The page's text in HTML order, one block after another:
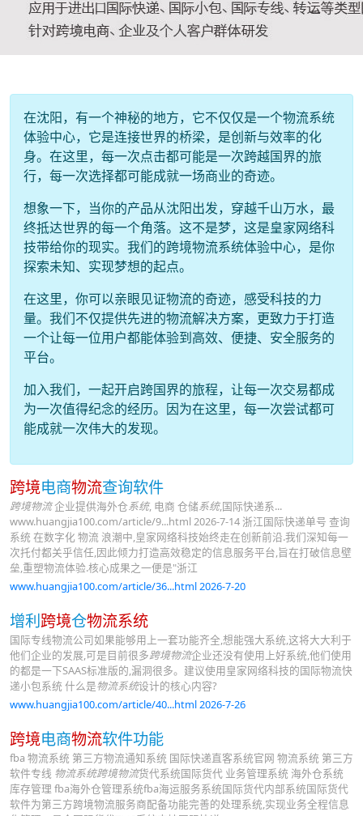
在沈阳，有一个神秘的地方，它不仅仅是一个物流系统
体验中心，它是连接世界的桥梁，是创新与效率的化
身。在这里，每一次点击都可能是一次跨越国界的旅
行，每一次选择都可能成就一场商业的奇迹。
想象一下，当你的产品从沈阳出发，穿越千山万水，最
终抵达世界的每一个角落。这不是梦，这是皇家网络科
技带给你的现实。我们的跨境物流系统体验中心，是你
探索未知、实现梦想的起点。
在这里，你可以亲眼见证物流的奇迹，感受科技的力
量。我们不仅提供先进的物流解决方案，更致力于打造
一个让每一位用户都能体验到高效、便捷、安全服务的
平台。
加入我们，一起开启跨国界的旅程，让每一次交易都成
为一次值得纪念的经历。因为在这里，每一次尝试都可
能成就一次伟大的发现。
跨境电商物流查询软件
跨境物流企业提供海外仓系统, 电商 仓储系统,国际快递系...
www.huangjia100.com/article/9...html 2026-7-14 浙江国际快递单号 查询
系统 在数字化 物流 浪潮中,皇家网络科技始终走在创新前沿.我们深知每一
次托付都关乎信任,因此倾力打造高效稳定的信息服务平台,旨在打破信息壁
垒,重塑物流体验.核心成果之一便是"浙江
www.huangjia100.com/article/36...html 2026-7-20
增利跨境仓物流系统
国际专线物流公司如果能够用上一套功能齐全,想能强大系统,这将大大利于
他们企业的发展,可是目前很多跨境物流企业还没有使用上好系统,他们使用
的都是一下SAAS标准版的,漏洞很多。建议使用皇家网络科技的国际物流快
递小包系统 什么是物流系统设计的核心内容?
www.huangjia100.com/article/40...html 2026-7-26
跨境电商物流软件功能
fba 物流系统 第三方物流通知系统 国际快递直客系统官网 物流系统 第三方
软件专线 物流系统跨境物流货代系统国际货代 业务管理系统 海外仓系统
库存管理 fba海外仓管理系统fba海运服务系统国际货代内部系统国际货代
软件为第三方跨境物流服务商配备功能完善的处理系统,实现业务全程信息